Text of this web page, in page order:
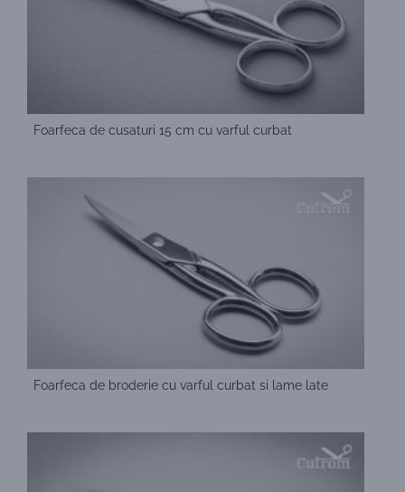
Foarfeca de cusaturi 15 cm cu varful curbat
Foarfeca de broderie cu varful curbat si lame late